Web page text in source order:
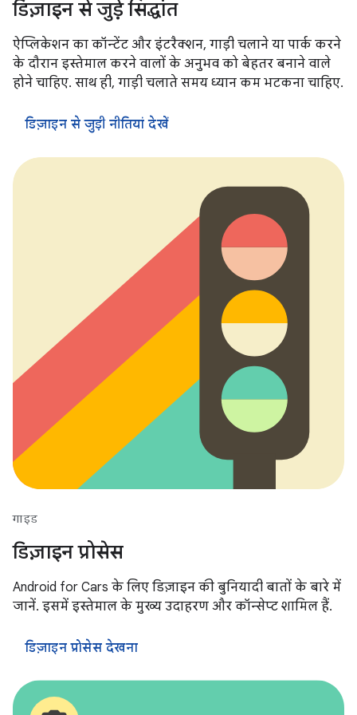
डिज़ाइन से जुड़े सिद्धांत
ऐप्लिकेशन का कॉन्टेंट और इंटरैक्शन, गाड़ी चलाने या पार्क करने
के दौरान इस्तेमाल करने वालों के अनुभव को बेहतर बनाने वाले
होने चाहिए. साथ ही, गाड़ी चलाते समय ध्यान कम भटकना चाहिए.
डिज़ाइन से जुड़ी नीतियां देखें
गाइड
डिज़ाइन प्रोसेस
Android for Cars के लिए डिज़ाइन की बुनियादी बातों के बारे में
जानें. इसमें इस्तेमाल के मुख्य उदाहरण और कॉन्सेप्ट शामिल हैं.
डिज़ाइन प्रोसेस देखना